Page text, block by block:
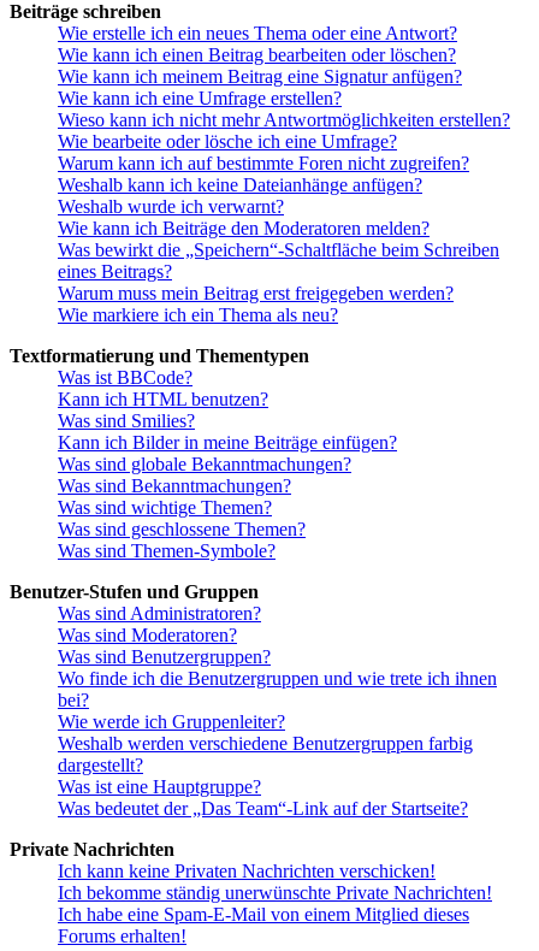
Beiträge schreiben
Wie erstelle ich ein neues Thema oder eine Antwort?
Wie kann ich einen Beitrag bearbeiten oder löschen?
Wie kann ich meinem Beitrag eine Signatur anfügen?
Wie kann ich eine Umfrage erstellen?
Wieso kann ich nicht mehr Antwortmöglichkeiten erstellen?
Wie bearbeite oder lösche ich eine Umfrage?
Warum kann ich auf bestimmte Foren nicht zugreifen?
Weshalb kann ich keine Dateianhänge anfügen?
Weshalb wurde ich verwarnt?
Wie kann ich Beiträge den Moderatoren melden?
Was bewirkt die „Speichern“-Schaltfläche beim Schreiben
eines Beitrags?
Warum muss mein Beitrag erst freigegeben werden?
Wie markiere ich ein Thema als neu?
Textformatierung und Thementypen
Was ist BBCode?
Kann ich HTML benutzen?
Was sind Smilies?
Kann ich Bilder in meine Beiträge einfügen?
Was sind globale Bekanntmachungen?
Was sind Bekanntmachungen?
Was sind wichtige Themen?
Was sind geschlossene Themen?
Was sind Themen-Symbole?
Benutzer-Stufen und Gruppen
Was sind Administratoren?
Was sind Moderatoren?
Was sind Benutzergruppen?
Wo finde ich die Benutzergruppen und wie trete ich ihnen
bei?
Wie werde ich Gruppenleiter?
Weshalb werden verschiedene Benutzergruppen farbig
dargestellt?
Was ist eine Hauptgruppe?
Was bedeutet der „Das Team“-Link auf der Startseite?
Private Nachrichten
Ich kann keine Privaten Nachrichten verschicken!
Ich bekomme ständig unerwünschte Private Nachrichten!
Ich habe eine Spam-E-Mail von einem Mitglied dieses
Forums erhalten!